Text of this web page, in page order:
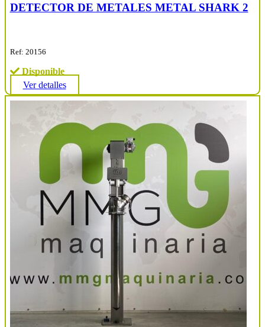
DETECTOR DE METALES METAL SHARK 2
Ref: 20156
Disponible
Ver detalles